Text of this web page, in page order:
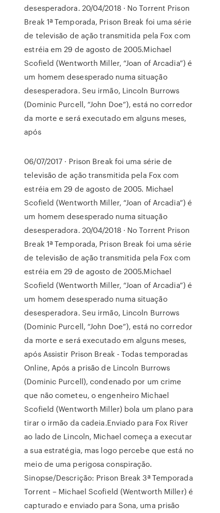
desesperadora. 20/04/2018 · No Torrent Prison
Break 1ª Temporada, Prison Break foi uma série
de televisão de ação transmitida pela Fox com
estréia em 29 de agosto de 2005.Michael
Scofield (Wentworth Miller, “Joan of Arcadia”) é
um homem desesperado numa situação
desesperadora. Seu irmão, Lincoln Burrows
(Dominic Purcell, “John Doe”), está no corredor
da morte e será executado em alguns meses,
após
06/07/2017 · Prison Break foi uma série de
televisão de ação transmitida pela Fox com
estréia em 29 de agosto de 2005. Michael
Scofield (Wentworth Miller, “Joan of Arcadia”) é
um homem desesperado numa situação
desesperadora. 20/04/2018 · No Torrent Prison
Break 1ª Temporada, Prison Break foi uma série
de televisão de ação transmitida pela Fox com
estréia em 29 de agosto de 2005.Michael
Scofield (Wentworth Miller, “Joan of Arcadia”) é
um homem desesperado numa situação
desesperadora. Seu irmão, Lincoln Burrows
(Dominic Purcell, “John Doe”), está no corredor
da morte e será executado em alguns meses,
após Assistir Prison Break - Todas temporadas
Online, Após a prisão de Lincoln Burrows
(Dominic Purcell), condenado por um crime
que não cometeu, o engenheiro Michael
Scofield (Wentworth Miller) bola um plano para
tirar o irmão da cadeia.Enviado para Fox River
ao lado de Lincoln, Michael começa a executar
a sua estratégia, mas logo percebe que está no
meio de uma perigosa conspiração.
Sinopse/Descrição: Prison Break 3ª Temporada
Torrent – Michael Scofield (Wentworth Miller) é
capturado e enviado para Sona, uma prisão